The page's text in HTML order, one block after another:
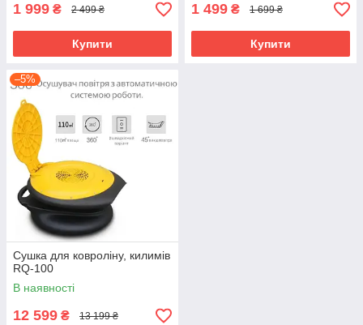
1 999 ₴ 2 499 ₴
Купити
1 499 ₴ 1 699 ₴
Купити
–5%
Сушка для ковроліну, килимів
RQ-100
В наявності
12 599 ₴ 13 199 ₴